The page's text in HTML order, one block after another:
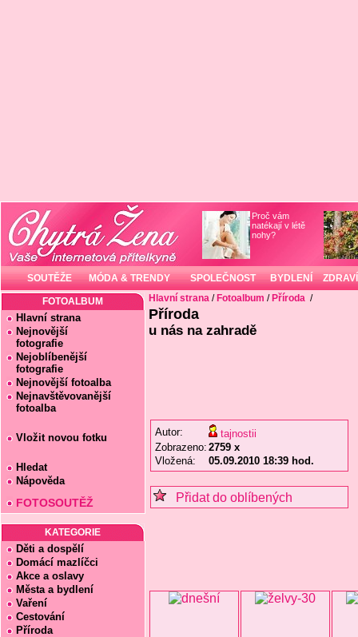
Proč vám
natékají v létě
nohy?
SOUTĚŽE MÓDA & TRENDY SPOLEČNOST BYDLENÍ ZDRAVÍ
FOTOALBUM
Hlavní strana
Nejnovější
fotografie
Nejoblíbenější
fotografie
Nejnovější fotoalba
Nejnavštěvovanější
fotoalba
Vložit novou fotku
Hledat
Nápověda
FOTOSOUTĚŽ
KATEGORIE
Děti a dospělí
Domácí mazlíčci
Akce a oslavy
Města a bydlení
Vaření
Cestování
Příroda
Hlavní strana / Fotoalbum / Příroda /
Příroda
u nás na zahradě
Autor:
tajnostii
Zobrazeno: 2759 x
Vložená:
05.09.2010 18:39 hod.
Přidat do oblíbených